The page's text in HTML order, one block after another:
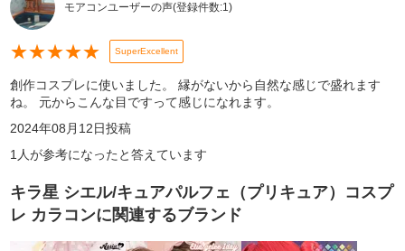
モアコンユーザーの声(登録件数:1)
★★★★★ SuperExcellent
創作コスプレに使いました。 縁がないから自然な感じで盛れます
ね。 元からこんな目ですって感じになれます。
2024年08月12日投稿
1 人が参考になったと答えています
キラ星 シエル/キュアパルフェ（プリキュア）コスプ
レ カラコンに関連するブランド